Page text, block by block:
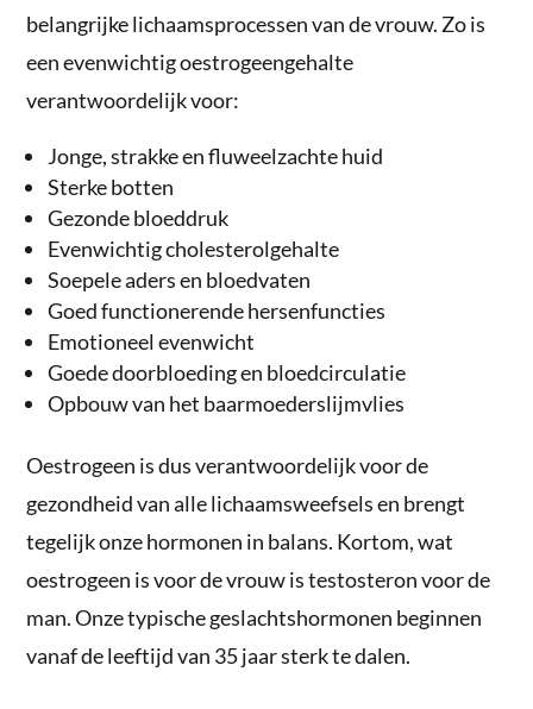
belangrijke lichaamsprocessen van de vrouw. Zo is
een evenwichtig oestrogeengehalte
verantwoordelijk voor:
Jonge, strakke en fluweelzachte huid
Sterke botten
Gezonde bloeddruk
Evenwichtig cholesterolgehalte
Soepele aders en bloedvaten
Goed functionerende hersenfuncties
Emotioneel evenwicht
Goede doorbloeding en bloedcirculatie
Opbouw van het baarmoederslijmvlies
Oestrogeen is dus verantwoordelijk voor de
gezondheid van alle lichaamsweefsels en brengt
tegelijk onze hormonen in balans. Kortom, wat
oestrogeen is voor de vrouw is testosteron voor de
man. Onze typische geslachtshormonen beginnen
vanaf de leeftijd van 35 jaar sterk te dalen.